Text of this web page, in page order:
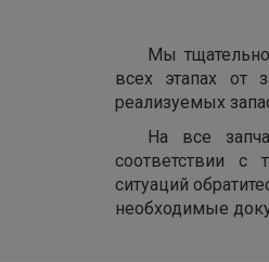
Мы
всех этапах от
реализуемых
На все
соответствии с
ситуаций
необходимые